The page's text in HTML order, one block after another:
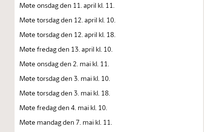
Møte onsdag den 11. april kl. 11.
Møte torsdag den 12. april kl. 10.
Møte torsdag den 12. april kl. 18.
Møte fredag den 13. april kl. 10.
Møte onsdag den 2. mai kl. 11.
Møte torsdag den 3. mai kl. 10.
Møte torsdag den 3. mai kl. 18.
Møte fredag den 4. mai kl. 10.
Møte mandag den 7. mai kl. 11.